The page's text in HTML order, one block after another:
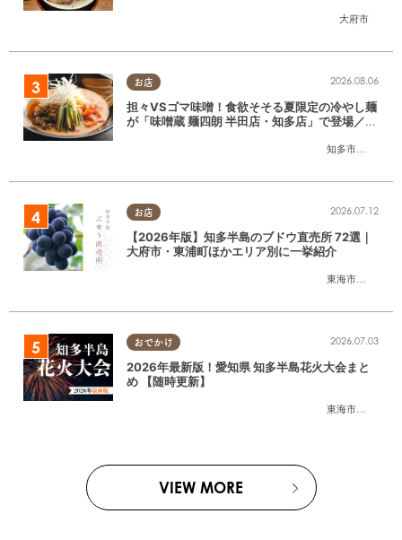
大府市
お店
知多市
,半田市
2026.08.06
担々VSゴマ味噌！食欲そそる夏限定の冷やし麺
が「味噌蔵 麺四朗 半田店・知多店」で登場／ち
お店
東海市
,大府市
2026.07.12
【2026年版】知多半島のブドウ直売所 72選｜
大府市・東浦町ほかエリア別に一挙紹介
おでかけ
東海市
,大府市
2026.07.03
2026年最新版！愛知県 知多半島花火大会まと
め 【随時更新】
VIEW MORE